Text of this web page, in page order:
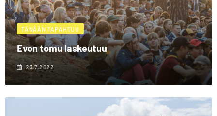
TÄNÄÄN TAPAHTUU
Evon tomu laskeutuu
23.7.2022